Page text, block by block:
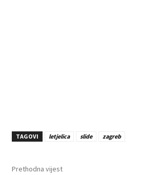
TAGOVI letjelica slide zagreb
Prethodna vijest